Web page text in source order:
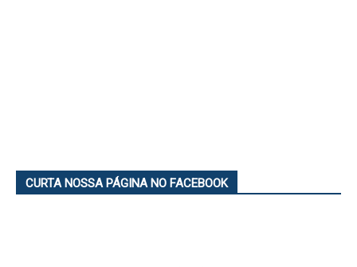
CURTA NOSSA PÁGINA NO FACEBOOK